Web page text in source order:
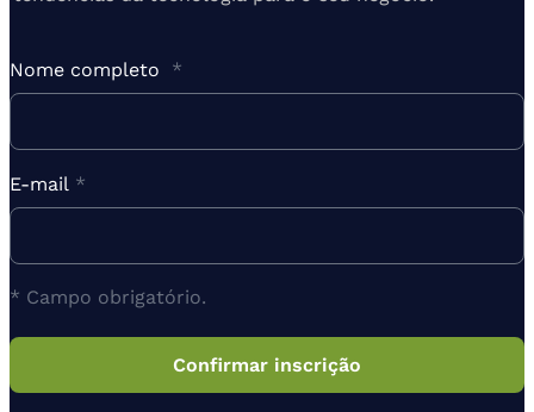
Nome completo *
E-mail *
* Campo obrigatório.